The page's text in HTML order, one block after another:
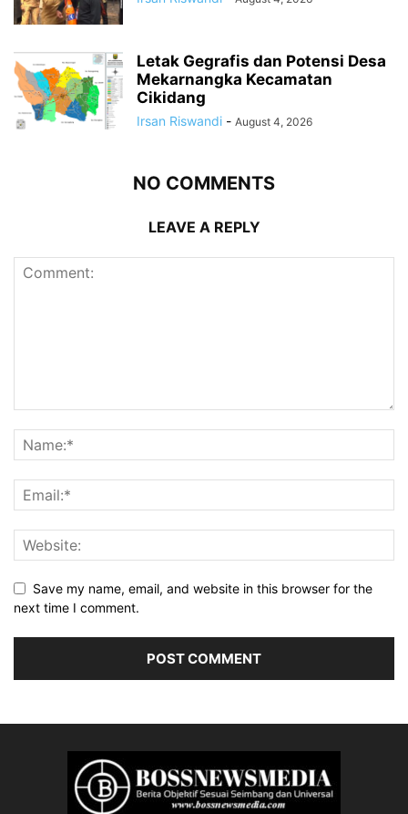
Letak Gegrafis dan Potensi Desa
Mekarnangka Kecamatan
Cikidang
Irsan Riswandi - August 4, 2026
NO COMMENTS
LEAVE A REPLY
Save my name, email, and website in this browser for the
next time I comment.